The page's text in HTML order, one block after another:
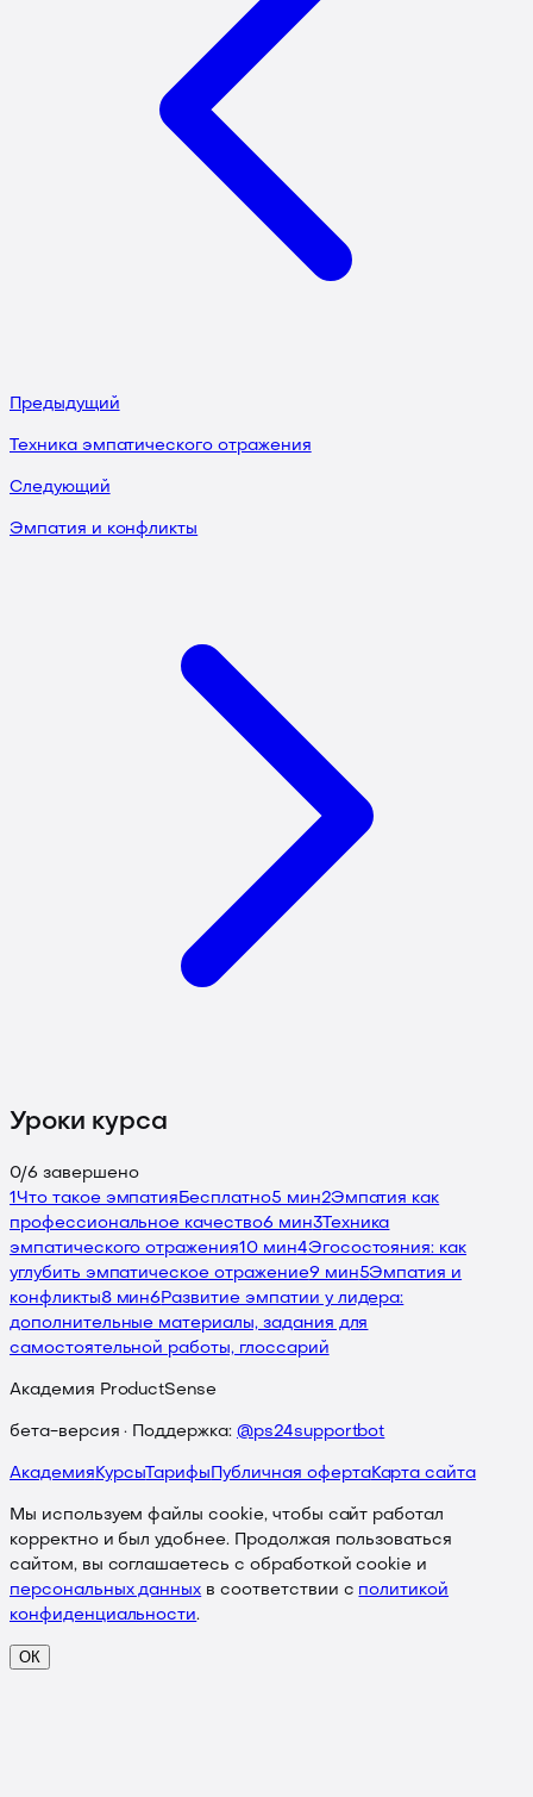
Предыдущий
Техника эмпатического отражения
Следующий
Эмпатия и конфликты
Уроки курса
0/6 завершено
1 Что такое эмпатия Бесплатно5 мин2Эмпатия как
профессиональное качество6 мин3Техника
эмпатического отражения10 мин4Эгосостояния: как
углубить эмпатическое отражение9 мин5Эмпатия и
конфликты8 мин6 Развитие эмпатии у лидера:
дополнительные материалы, задания для
самостоятельной работы, глоссарий
Академия ProductSense
бета-версия · Поддержка: @ps24supportbot
Академия Курсы Тарифы Публичная офертаКарта сайта
Мы используем файлы cookie, чтобы сайт работал
корректно и был удобнее. Продолжая пользоваться
сайтом, вы соглашаетесь с обработкой cookie и
персональных данных в соответствии с политикой
конфиденциальности.
ОК